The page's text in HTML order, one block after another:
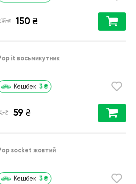
₴ 150 ₴
it восьмикутник
Кешбек 3 ₴
₴ 59 ₴
socket жовтий
Кешбек 3 ₴